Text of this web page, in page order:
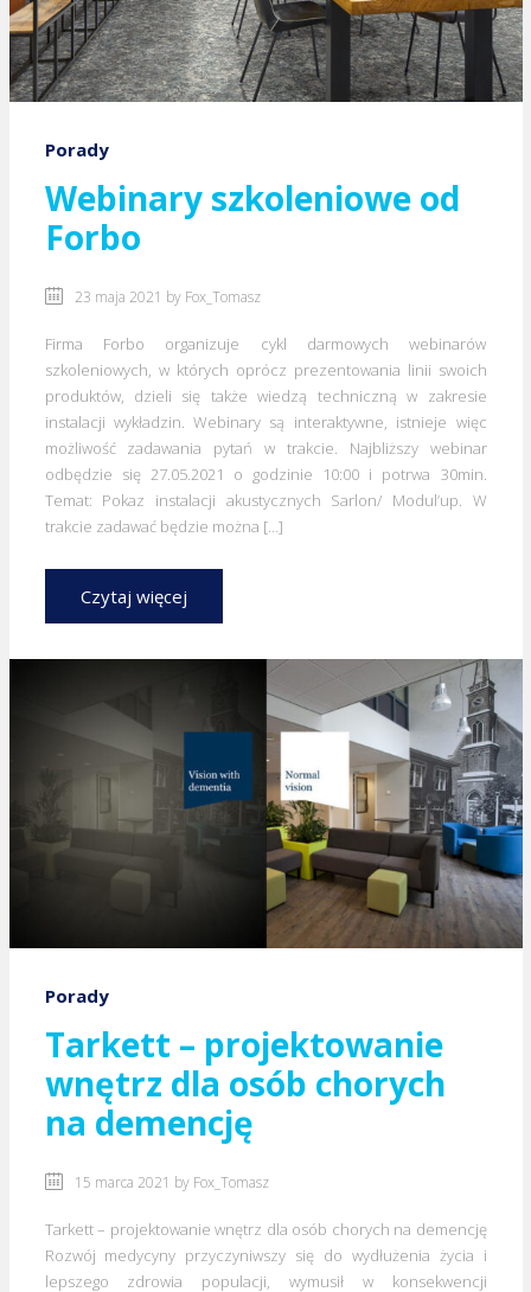
Porady
Webinary szkoleniowe od
Forbo
23 maja 2021 by Fox_Tomasz
Firma Forbo organizuje cykl darmowych webinarów
szkoleniowych, w których oprócz prezentowania linii swoich
produktów, dzieli się także wiedzą techniczną w zakresie
instalacji wykładzin. Webinary są interaktywne, istnieje więc
możliwość zadawania pytań w trakcie. Najbliższy webinar
odbędzie się 27.05.2021 o godzinie 10:00 i potrwa 30min.
Temat: Pokaz instalacji akustycznych Sarlon/ Modul’up. W
trakcie zadawać będzie można […]
Czytaj więcej
Porady
Tarkett – projektowanie
wnętrz dla osób chorych
na demencję
15 marca 2021 by Fox_Tomasz
Tarkett – projektowanie wnętrz dla osób chorych na demencję
Rozwój medycyny przyczyniwszy się do wydłużenia życia i
lepszego zdrowia populacji, wymusił w konsekwencji